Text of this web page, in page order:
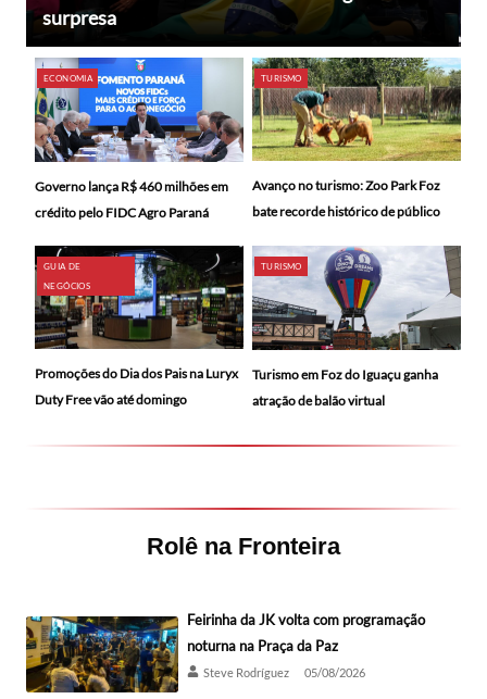
surpresa
ECONOMIA
Governo lança R$ 460 milhões em
crédito pelo FIDC Agro Paraná
TURISMO
Avanço no turismo: Zoo Park Foz
bate recorde histórico de público
GUIA DE
NEGÓCIOS
Promoções do Dia dos Pais na Luryx
Duty Free vão até domingo
TURISMO
Turismo em Foz do Iguaçu ganha
atração de balão virtual
Rolê na Fronteira
Feirinha da JK volta com programação
noturna na Praça da Paz
Steve Rodríguez 05/08/2026